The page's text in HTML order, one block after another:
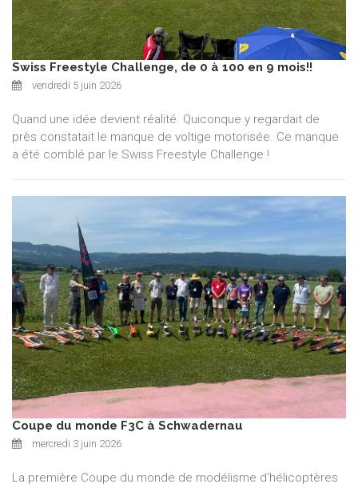
Swiss Freestyle Challenge, de 0 à 100 en 9 mois!!
vendredi 5 juin 2026
Quand une idée devient réalité. Quiconque y regardait de
près constatait le manque de voltige motorisée. Ce manque
a été comblé par le Swiss Freestyle Challenge !
Coupe du monde F3C à Schwadernau
mercredi 3 juin 2026
La première Coupe du monde de modélisme d'hélicoptères